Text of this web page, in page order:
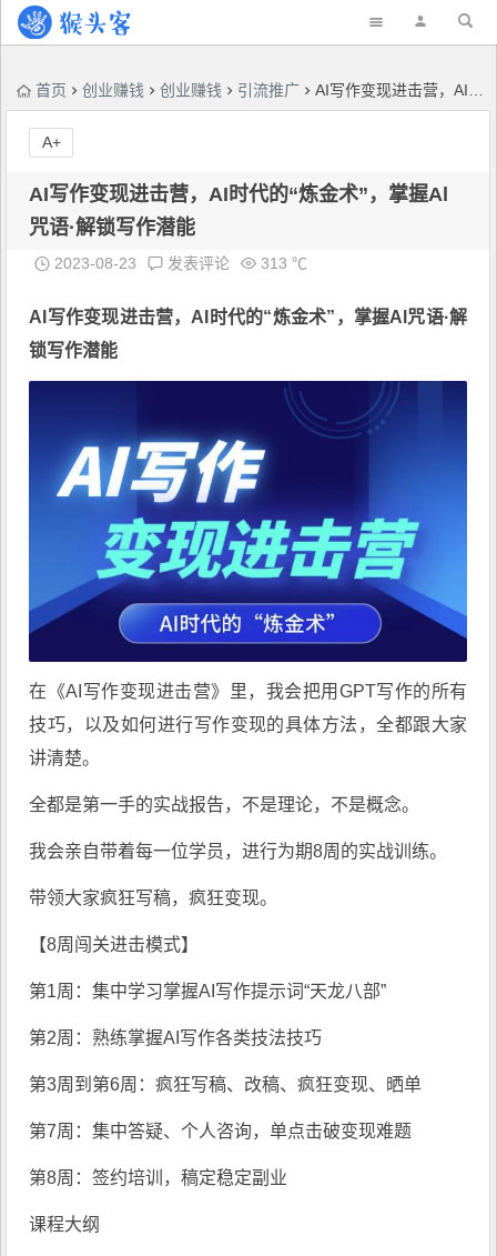
首页 创业赚钱 创业赚钱 引流推广 AI写作变现进击营，AI时代的“炼金术”，掌握Al咒语·解锁写作潜能
AI写作变现进击营，AI时代的“炼金术”，掌握Al
咒语·解锁写作潜能
2023-08-23 发表评论 313 ℃
AI写作变现进击营，AI时代的“炼金术”，掌握Al咒语·解
锁写作潜能
在《AI写作变现进击营》里，我会把用GPT写作的所有
技巧，以及如何进行写作变现的具体方法，全都跟大家
讲清楚。
全都是第一手的实战报告，不是理论，不是概念。
我会亲自带着每一位学员，进行为期8周的实战训练。
带领大家疯狂写稿，疯狂变现。
【8周闯关进击模式】
第1周：集中学习掌握AI写作提示词“天龙八部”
第2周：熟练掌握AI写作各类技法技巧
第3周到第6周：疯狂写稿、改稿、疯狂变现、晒单
第7周：集中答疑、个人咨询，单点击破变现难题
第8周：签约培训，稿定稳定副业
课程大纲
A+